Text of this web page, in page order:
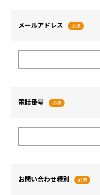
メールアドレス 必須
電話番号 必須
お問い合わせ種別 必須